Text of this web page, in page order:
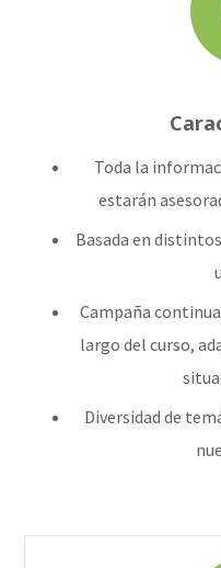
Toda la
estarán
Basada en
Campaña
largo del curso,
Diversidad de